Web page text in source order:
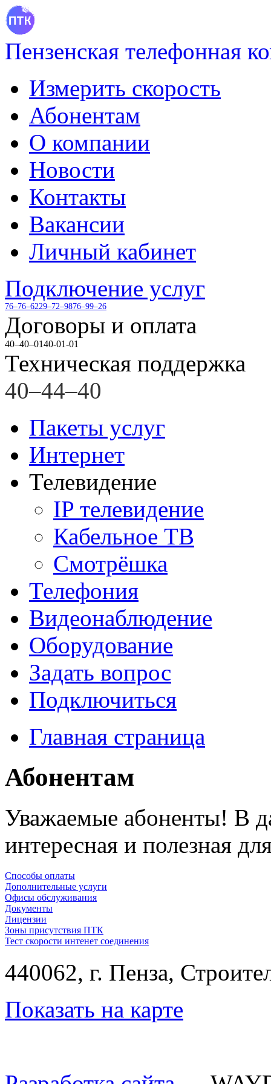
Пензенская телефонная
Измерить скорость
Абонентам
О компании
Новости
Контакты
Вакансии
Личный кабинет
Подключение услуг
76–76–6229–72–9876–99–26
Договоры и оплата
40–40–0140-01-01
Техническая поддержка
40–44–40
Пакеты услуг
Интернет
Телевидение
IP телевидение
Кабельное ТВ
Смотрёшка
Телефония
Видеонаблюдение
Оборудование
Задать вопрос
Подключиться
Главная страница
Абонентам
Уважаемые абоненты! В
интересная и полезная
Способы оплаты
Дополнительные услуги
Офисы обслуживания
Документы
Лицензии
Зоны присутствия ПТК
Тест скорости интенет соединения
440062, г. Пенза,
Показать на карте